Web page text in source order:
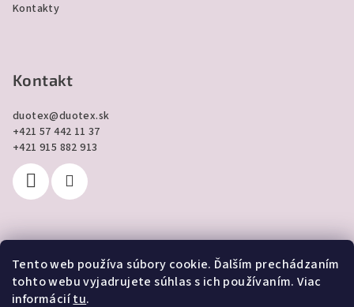
Tento web používa súbory cookie. Ďalším prechádzaním
tohto webu vyjadrujete súhlas s ich používaním. Viac
informáciítu.
Kontakty
Kontakt
duotex@duotex.sk
+421 57 442 11 37
+421 915 882 913
Prijímame online platby